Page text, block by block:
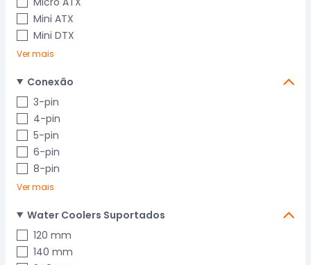
Mini ATX
Mini DTX
Ver mais
Conexão
3-pin
4-pin
5-pin
6-pin
8-pin
Ver mais
Water Coolers Suportados
120 mm
140 mm